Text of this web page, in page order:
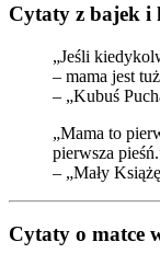
Cytaty z bajek i
„Jeśli
– mama jest
– „Kubuś
„Mama to
pierwsza
– „Mały
Cytaty o matce